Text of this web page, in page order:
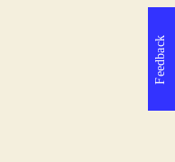
Feedback